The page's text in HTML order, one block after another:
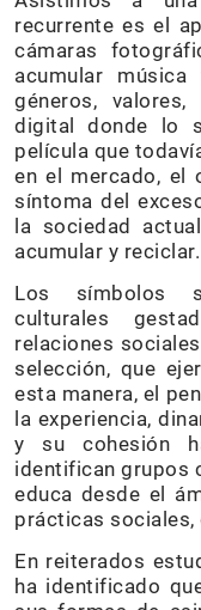
recurrente es el
cámaras
acumular
géneros,
digital donde lo
película que
en el mercado, el
síntoma del
la sociedad
acumular y reciclar.
Los símbolos
culturales
relaciones
selección, que
esta manera, el
la experiencia,
y su cohesión
identifican grupos
educa desde el
prácticas sociales,
En reiterados
ha identificado